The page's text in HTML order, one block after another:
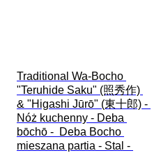
Traditional Wa-Bocho
"Teruhide Saku" (照秀作)
& "Higashi Jūrō" (東十郎) -
Nóż kuchenny - Deba
bōchō -  Deba Bocho
mieszana partia - Stal -